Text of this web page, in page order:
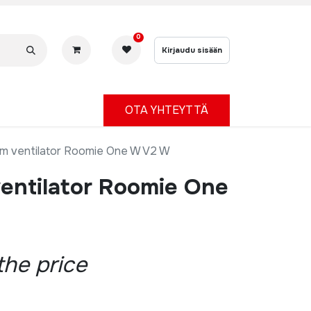
0
Kirjaudu sisään
OTA YHTEYTTÄ
ventilator Roomie One W V2 W
Roomie One
price